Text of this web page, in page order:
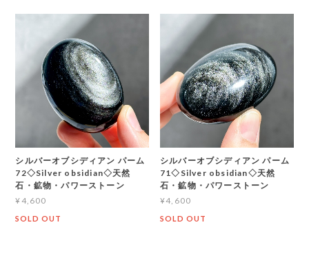
シルバーオブシディアン パーム
72◇Silver obsidian◇天然
石・鉱物・パワーストーン
¥4,600
SOLD OUT
シルバーオブシディアン パーム
71◇Silver obsidian◇天然
石・鉱物・パワーストーン
¥4,600
SOLD OUT